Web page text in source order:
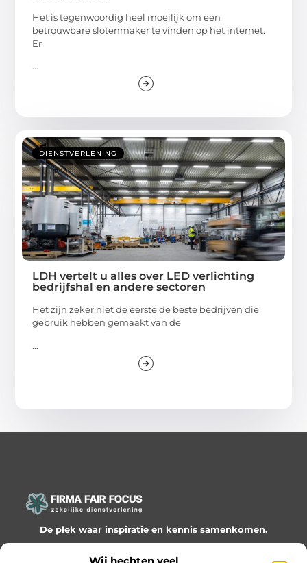
Wij hechten veel
Het is tegenwoordig heel moeilijk om een
betrouwbare slotenmaker te vinden op het internet.
Er
...
DIENSTVERLENING
LDH vertelt u alles over LED verlichting
bedrijfshal en andere sectoren
Het zijn zeker niet de eerste de beste bedrijven die
gebruik hebben gemaakt van de
...
De plek waar inspiratie en kennis samenkomen.
Ontdek onze blogs en artikelen en laat je verrassen door